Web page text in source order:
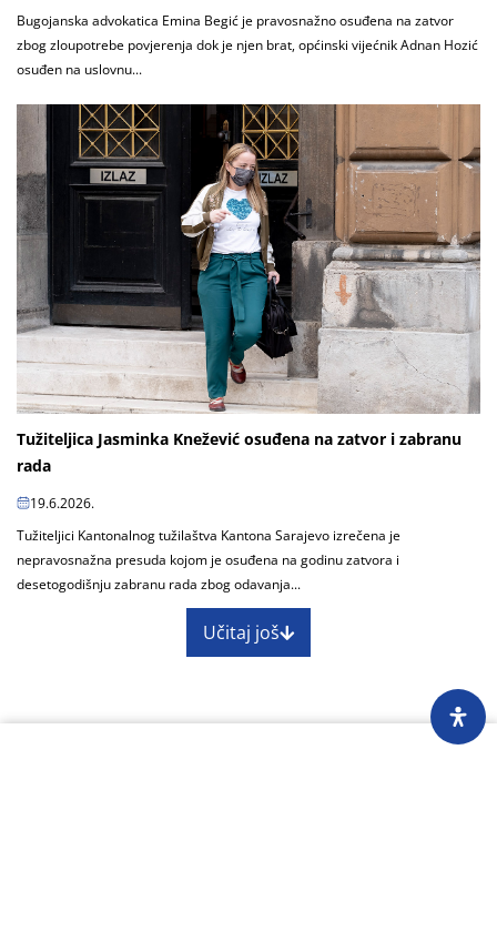
Bugojanska advokatica Emina Begić je pravosnažno osuđena na zatvor
zbog zloupotrebe povjerenja dok je njen brat, općinski vijećnik Adnan Hozić
osuđen na uslovnu...
Tužiteljica Jasminka Knežević osuđena na zatvor i zabranu
rada
19.6.2026.
Tužiteljici Kantonalnog tužilaštva Kantona Sarajevo izrečena je
nepravosnažna presuda kojom je osuđena na godinu zatvora i
desetogodišnju zabranu rada zbog odavanja...
Učitaj još